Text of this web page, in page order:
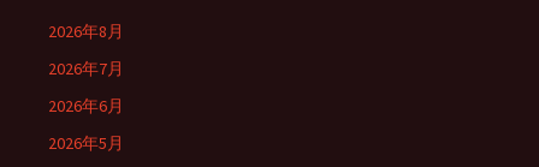
2026年8月
2026年7月
2026年6月
2026年5月